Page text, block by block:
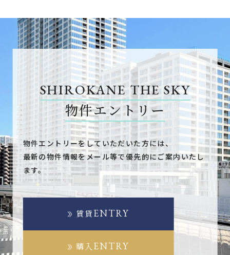
SHIROKANE THE SKY
物件エントリー
物件エントリーをしていただいた方には、
最新の物件情報をメール等で優先的にご案内いたし
ます。
賃貸 ENTRY
購入 ENTRY